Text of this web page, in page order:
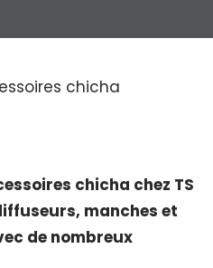
chicha
chicha chez TS
manches et
de nombreux